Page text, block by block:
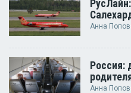
Анна
Россия:
Анна